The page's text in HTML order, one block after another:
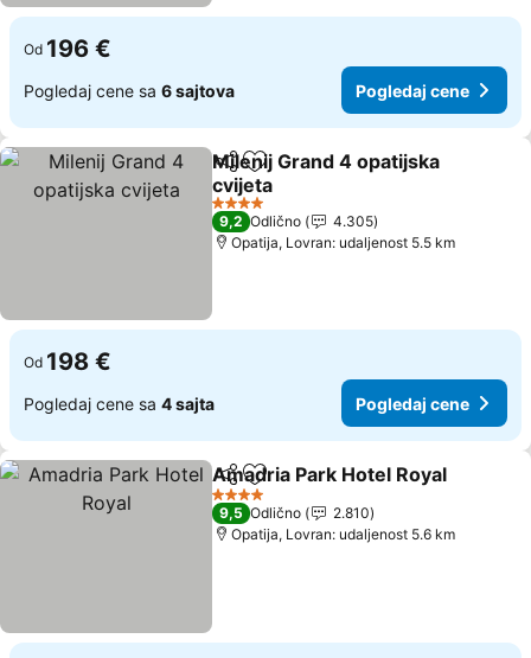
Od 196 €
Pogledaj cene sa 6 sajtova Pogledaj cene
Deli Dodati u favorite
Milenij Grand 4 opatijska
cvijeta
Pogledaj cene
4 Zvezdice
9,2 Odlično
4.305
Opatija, Lovran: udaljenost 5.5 km
Od 198 €
Pogledaj cene sa 4 sajta Pogledaj cene
Deli Dodati u favorite
Amadria Park Hotel Royal
4 Zvezdice
9,5 Odlično
2.810
Opatija, Lovran: udaljenost 5.6 km